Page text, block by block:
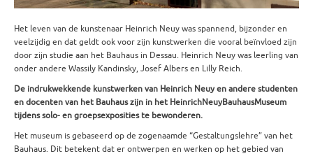
Het leven van de kunstenaar Heinrich Neuy was spannend, bijzonder en
veelzijdig en dat geldt ook voor zijn kunstwerken die vooral beïnvloed zijn
door zijn studie aan het Bauhaus in Dessau. Heinrich Neuy was leerling van
onder andere Wassily Kandinsky, Josef Albers en Lilly Reich.
De indrukwekkende kunstwerken van Heinrich Neuy en andere studenten
en docenten van het Bauhaus zijn in het HeinrichNeuyBauhausMuseum
tijdens solo- en groepsexposities te bewonderen.
Het museum is gebaseerd op de zogenaamde “Gestaltungslehre” van het
Bauhaus. Dit betekent dat er ontwerpen en werken op het gebied van